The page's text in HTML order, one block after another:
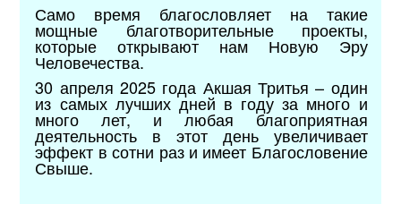
Само время благословляет на такие
мощные благотворительные проекты,
которые открывают нам Новую Эру
Человечества.
30 апреля 2025 года Акшая Тритья – один
из самых лучших дней в году за много и
много лет, и любая благоприятная
деятельность в этот день увеличивает
эффект в сотни раз и имеет Благословение
Свыше.